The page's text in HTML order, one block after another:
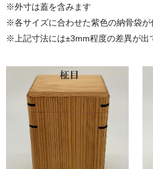
※外寸は蓋を含みます
※各サイズに合わせた紫色の納骨袋が
※上記寸法には±3mm程度の差異が出